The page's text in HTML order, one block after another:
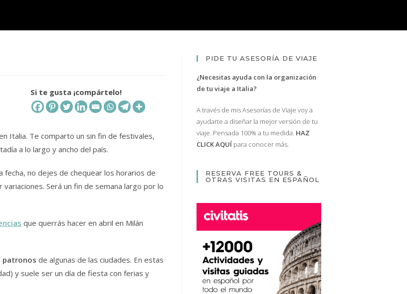
Si te gusta ¡compártelo!
Italia. Te comparto un sin fin de festivales,
a lo largo y ancho del país.
fecha, no dejes de chequear los horarios de
Será un fin de semana largo por lo
que querrás hacer en abril en Milán
patronos de algunas de las ciudades. En estas
y suele ser un día de fiesta con ferias y
PIDE TU ASESORÍA DE VIAJE
¿Necesitas ayuda con la organización
de tu viaje a Italia?
A través de mis Asesorías de Viaje voy a
ayudarte a diseñar la mejor versión de tu
viaje. Pensada 100% a tu medida. HAZ
CLICK AQUÍ para conocer más.
RESERVA FREE TOURS &
OTRAS VISITAS EN ESPAÑOL